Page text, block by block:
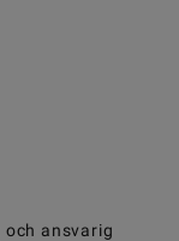
och ansvarig